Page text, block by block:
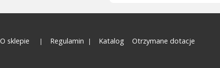
O sklepie Regulamin Katalog Otrzymane dotacje